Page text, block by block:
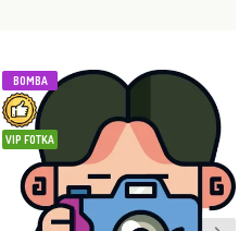
BOMBA
VIP FOTKA